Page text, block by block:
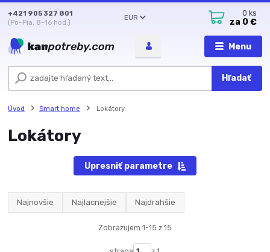
Menu
EUR
Hľadať
+421 905 327 801
(Po-Pia, 8-16 hod.)
0 ks
za 0 €
Úvod Smart home Lokátory
Lokátory
Upresniť parametre
Najnovšie Najlacnejšie Najdrahšie
Zobrazujem 1-15 z 15